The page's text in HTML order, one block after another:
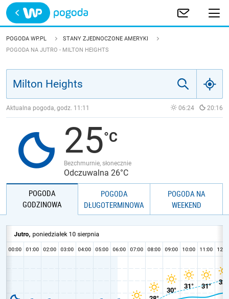
Trwa ładowanie
POLSKA
JAKOŚĆ POWIETRZA
POGODA WP.PL
STANY ZJEDNOCZONE AMERYKI
POGODA NA JUTRO - MILTON HEIGHTS
Aktualna pogoda, godz. 11:11 06:24 20:16
25
Bezchmurnie, słonecznie
Odczuwalna 26°C
POGODA
GODZINOWA
POGODA
DŁUGOTERMINOWA
POGODA NA
WEEKEND